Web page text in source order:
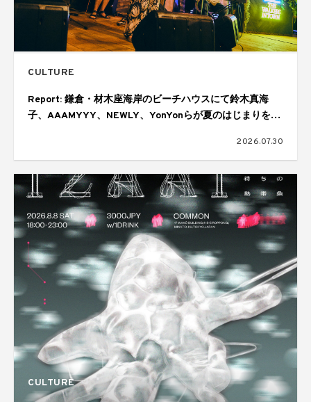
CULTURE
Report: 鎌倉・材木座海岸のビーチハウスにて鈴木真海
子、AAAMYYY、NEWLY、YonYonらが夏のはじまりを幻
2026.07.30
CULTURE